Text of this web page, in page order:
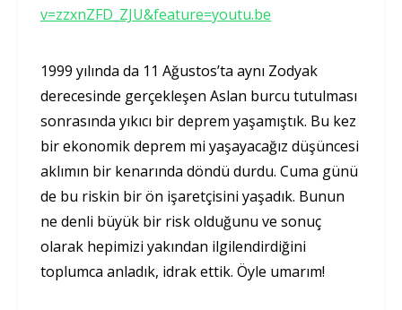
v=zzxnZFD_ZJU&feature=youtu.be
1999 yılında da 11 Ağustos’ta aynı Zodyak
derecesinde gerçekleşen Aslan burcu tutulması
sonrasında yıkıcı bir deprem yaşamıştık. Bu kez
bir ekonomik deprem mi yaşayacağız düşüncesi
aklımın bir kenarında döndü durdu. Cuma günü
de bu riskin bir ön işaretçisini yaşadık. Bunun
ne denli büyük bir risk olduğunu ve sonuç
olarak hepimizi yakından ilgilendirdiğini
toplumca anladık, idrak ettik. Öyle umarım!